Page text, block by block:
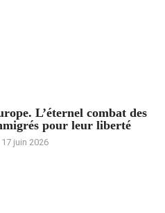
L’éternel combat des
pour leur liberté
17 juin 2026